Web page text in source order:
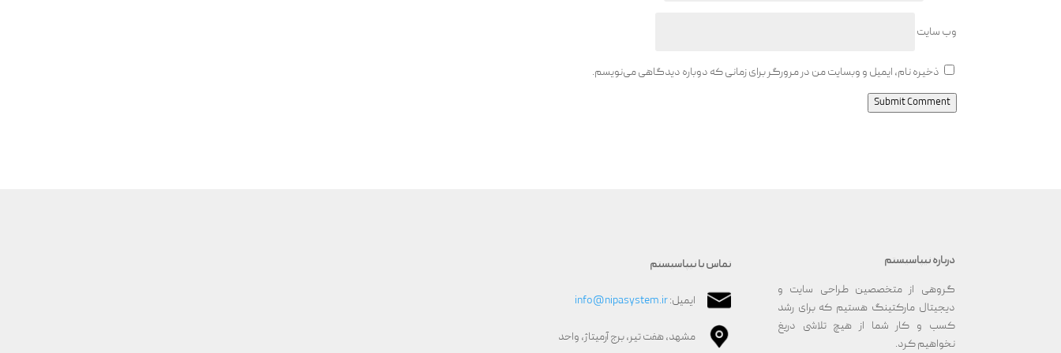
وب‌ سایت
ذخیره نام، ایمیل و وبسایت من در مرورگر برای زمانی که دوباره دیدگاهی می‌نویسم.
Submit Comment
تماس با نیپاسیستم
ایمیل:info@nipasystem.ir
مشهد، هفت تیر، برج آرمیتاژ، واحد
درباره نیپاسیستم
گروهی از متخصصین طراحی سایت و
دیجیتال مارکتینگ هستیم که برای رشد
کسب و کار شما از هیچ تلاشی دریغ
نخواهیم کرد.